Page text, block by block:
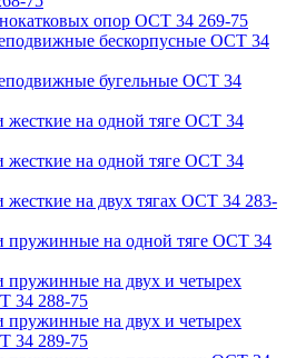
опор ОСТ 34 269-75
бескорпусные ОСТ 34
бугельные ОСТ 34
жесткие на одной тяге ОСТ 34
жесткие на одной тяге ОСТ 34
жесткие на двух тягах ОСТ 34 283-
пружинные на одной тяге ОСТ 34
пружинные на двух и четырех
34 288-75
пружинные на двух и четырех
34 289-75